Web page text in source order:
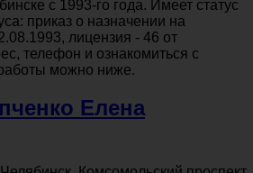
с 1993-го года. Имеет статус
приказ о назначении на
лицензия - 46 от
телефон и ознакомиться с
можно ниже.
Елена